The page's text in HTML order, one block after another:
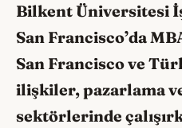
Bilkent Üniversitesi
San Francisco’da
San Francisco ve
ilişkiler, pazarlama
sektörlerinde